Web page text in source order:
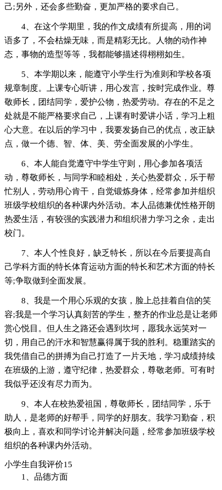
己;另外，还会多些勤奋，更加严格的要求自己。
4、在这个学期里，我的作文成绩有所提高，用的词
语多了，不会枯燥无味，而是精彩无比。人物的动作神
态，事物的造型等等，我都能够描述得栩栩如生。
5、本学期以来，能遵守小学生行为准则和学校各项
规章制度。上课专心听讲，用心发言，按时完成作业。尊
敬师长，团结同学，爱护公物，热爱劳动。存在的不足之
处就是不能严格要求自己，上课有时爱讲小话，学习上粗
心大意。在以后的学习中，我要发扬自己的优点，改正缺
点，做一个德、智、体、美、劳全面发展的小学生。
6、本人能自觉遵守中学生守则，用心参加各项活
动，尊敬师长，与同学和睦相处，关心热爱群众，乐于帮
忙别人，劳动用心肯干，自觉锻炼身体，经常参加并组织
班级学校组织的各种课内外活动。本人品德兼优性格开朗
热爱生活，有较强的实践潜力和组织潜力学习之余，走出
校门。
7、本人个性良好，缺乏特长，所以在今后要提高自
己学科方面的特长体育运动方面的特长和艺术方面的特长
等;争取做到全面发展。
8、我是一个用心乐观的女孩，脸上总挂着自信的笑
容;我是一个学习认真刻苦的学生，整齐的作业总是让老师
赏心悦目。但人生之路还会遇到坎坷，愿我永远笑对一
切，用自己的汗水和智慧赢得属于我的胜利。稳重踏实的
我凭借自己的拼搏为自己打造了一片天地，学习成绩持续
在班级的上游，遵守纪律，热爱群众，尊敬老师。可有时
我似乎还没有尽力而为。
9、本人在校热爱祖国，尊敬师长，团结同学，乐于
助人，是老师的好帮手，同学的好朋友。我学习勤奋，积
极向上，喜欢和同学讨论并解决问题，经常参加班级学校
组织的各种课内外活动。
小学生自我评价15
1、品德方面